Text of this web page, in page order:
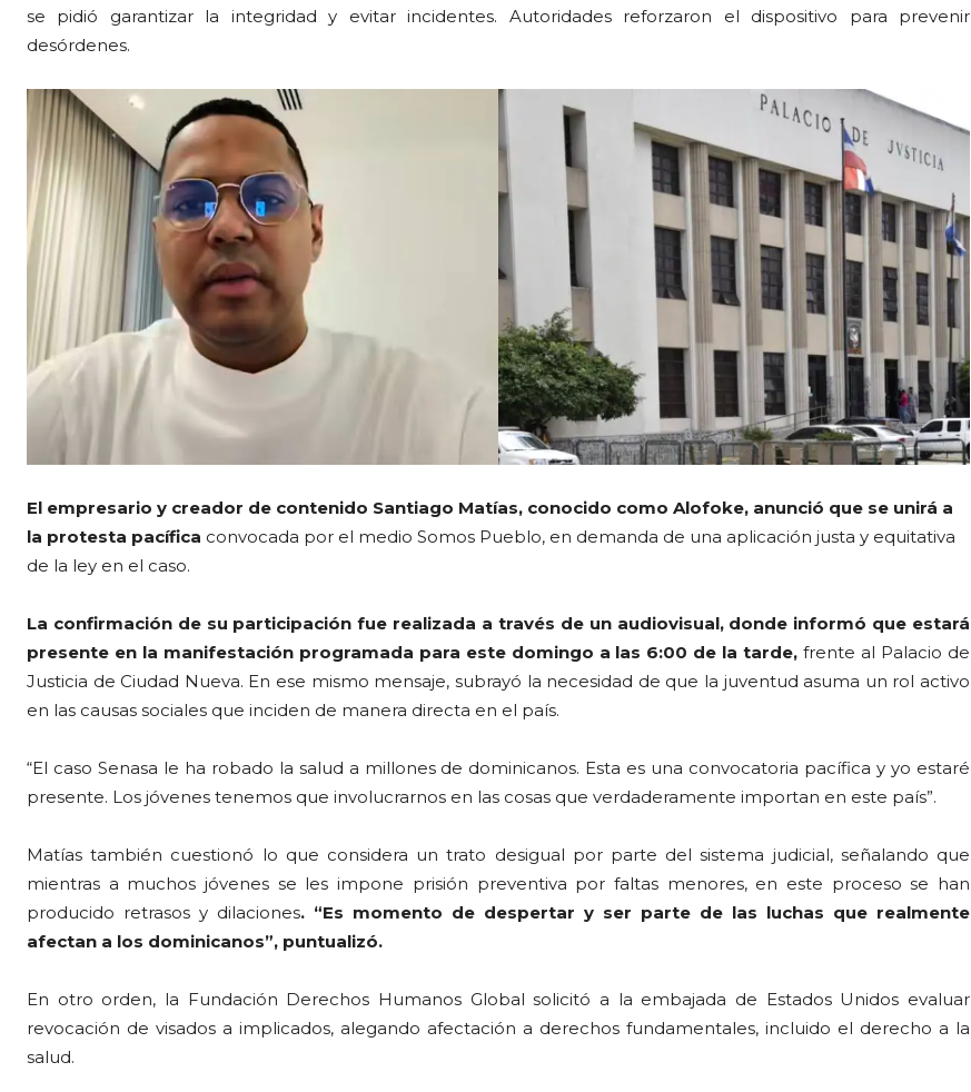
se pidió garantizar la integridad y evitar incidentes. Autoridades reforzaron el dispositivo para prevenir
desórdenes.
El empresario y creador de contenido Santiago Matías, conocido como Alofoke, anunció que se unirá a
la protesta pacífica convocada por el medio Somos Pueblo, en demanda de una aplicación justa y equitativa
de la ley en el caso.
La confirmación de su participación fue realizada a través de un audiovisual, donde informó que estará
presente en la manifestación programada para este domingo a las 6:00 de la tarde, frente al Palacio de
Justicia de Ciudad Nueva. En ese mismo mensaje, subrayó la necesidad de que la juventud asuma un rol activo
en las causas sociales que inciden de manera directa en el país.
“El caso Senasa le ha robado la salud a millones de dominicanos. Esta es una convocatoria pacífica y yo estaré
presente. Los jóvenes tenemos que involucrarnos en las cosas que verdaderamente importan en este país”.
Matías también cuestionó lo que considera un trato desigual por parte del sistema judicial, señalando que
mientras a muchos jóvenes se les impone prisión preventiva por faltas menores, en este proceso se han
producido retrasos y dilaciones. “Es momento de despertar y ser parte de las luchas que realmente
afectan a los dominicanos”, puntualizó.
En otro orden, la Fundación Derechos Humanos Global solicitó a la embajada de Estados Unidos evaluar
revocación de visados a implicados, alegando afectación a derechos fundamentales, incluido el derecho a la
salud.